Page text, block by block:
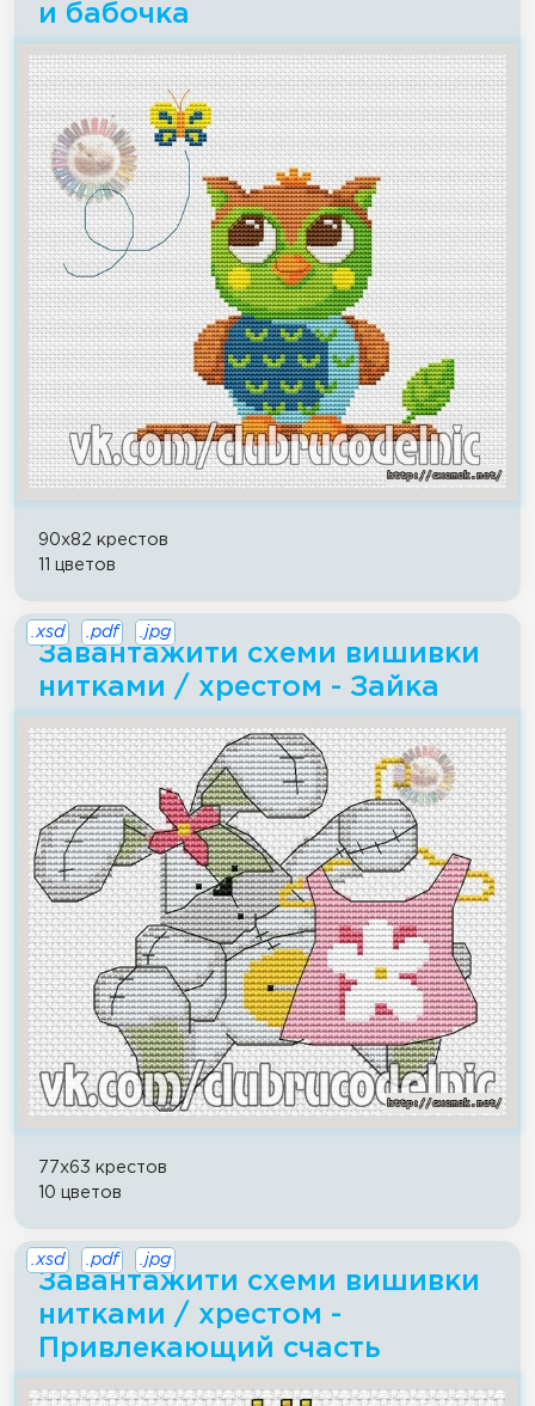
и бабочка
90x82 крестов
11 цветов
Завантажити схеми вишивки
нитками / хрестом - Зайка
.xsd .pdf .jpg
77x63 крестов
10 цветов
Завантажити схеми вишивки
нитками / хрестом -
Привлекающий счасть
.xsd .pdf .jpg